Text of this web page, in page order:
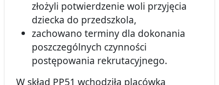
złożyli potwierdzenie woli przyjęcia
dziecka do przedszkola,
zachowano terminy dla dokonania
poszczególnych czynności
postępowania rekrutacyjnego.
W skład PP51 wchodziła placówka